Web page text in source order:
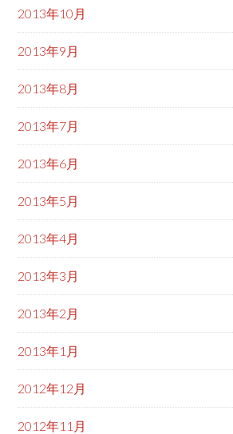
2013年10月
2013年9月
2013年8月
2013年7月
2013年6月
2013年5月
2013年4月
2013年3月
2013年2月
2013年1月
2012年12月
2012年11月